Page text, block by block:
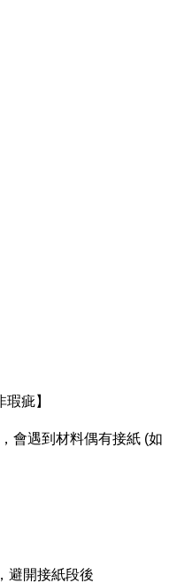
疵】
會遇到材料偶有接紙 (如
避開接紙段後